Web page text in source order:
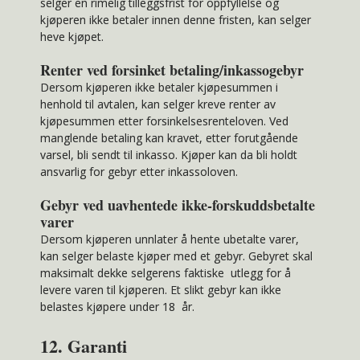
kjøperen ikke betaler innen denne fristen, kan selger
heve kjøpet.
Renter ved forsinket betaling/inkassogebyr
Dersom kjøperen ikke betaler kjøpesummen i
henhold til avtalen, kan selger kreve renter av
kjøpesummen etter forsinkelsesrenteloven. Ved
manglende betaling kan kravet, etter forutgående
varsel, bli sendt til inkasso. Kjøper kan da bli holdt
ansvarlig for gebyr etter inkassoloven.
Gebyr ved uavhentede ikke-forskuddsbetalte
varer
Dersom kjøperen unnlater å hente ubetalte varer,
kan selger belaste kjøper med et gebyr. Gebyret skal
maksimalt dekke selgerens faktiske utlegg for å
levere varen til kjøperen. Et slikt gebyr kan ikke
belastes kjøpere under 18 år.
12. Garanti